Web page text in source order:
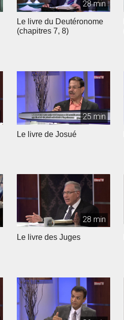
28 min
Le livre du Deutéronome
(chapitres 7, 8)
25 min
Le livre de Josué
28 min
Le livre des Juges